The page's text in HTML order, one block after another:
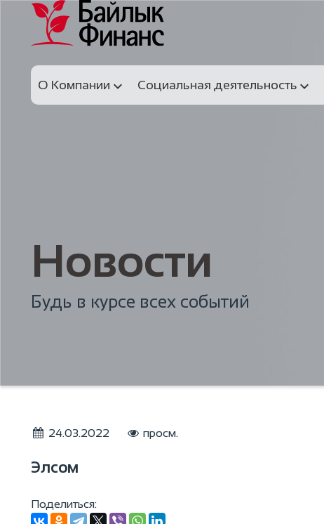
О Компании Социальная деятельность
Новости
Будь в курсе всех событий
24.03.2022 просм.
Элсом
Поделиться: